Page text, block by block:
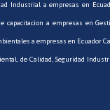
Industrial a empresas en
capacitacion a empresas en
a empresas en Ecuador
de Calidad, Seguridad